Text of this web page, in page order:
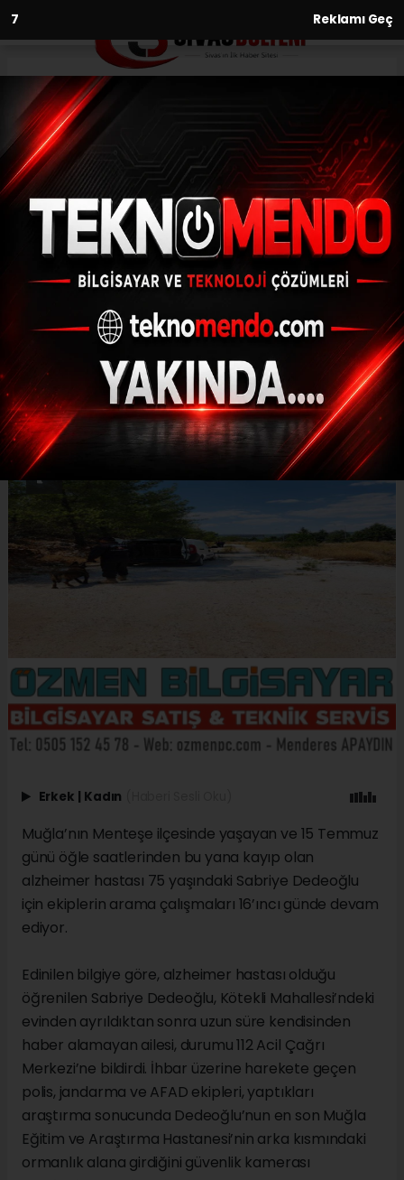
6 Reklamı Geç
Anasayfa Asayiş
Kaybolan alzheimer hastası
kadını arama çalışmaları
devam ediyor
ASAYIŞ
(İHA) - İhlas Haber Ajansı | 31.07.2024 - 16:35, Güncelleme: 31.07.2024
- 15:58
Kaybolan alzheimer hastası kadını arama
çalışmaları devam ediyor
ABONE OL
Erkek | Kadın
Muğla’nın Menteşe ilçesinde yaşayan ve 15 Temmuz
günü öğle saatlerinden bu yana kayıp olan
alzheimer hastası 75 yaşındaki Sabriye Dedeoğlu
için ekiplerin arama çalışmaları 16’ıncı günde devam
ediyor.
Edinilen bilgiye göre, alzheimer hastası olduğu
öğrenilen Sabriye Dedeoğlu, Kötekli Mahallesi’ndeki
evinden ayrıldıktan sonra uzun süre kendisinden
haber alamayan ailesi, durumu 112 Acil Çağrı
Merkezi’ne bildirdi. İhbar üzerine harekete geçen
polis, jandarma ve AFAD ekipleri, yaptıkları
araştırma sonucunda Dedeoğlu’nun en son Muğla
Eğitim ve Araştırma Hastanesi’nin arka kısmındaki
ormanlık alana girdiğini güvenlik kamerası